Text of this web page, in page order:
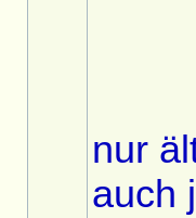
nur
auch